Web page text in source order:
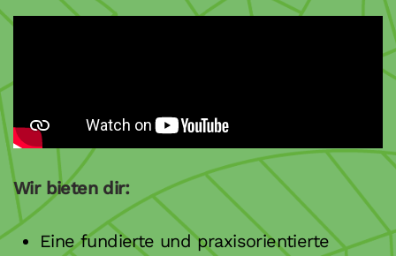
Wir bieten dir:
Eine fundierte und praxisorientierte